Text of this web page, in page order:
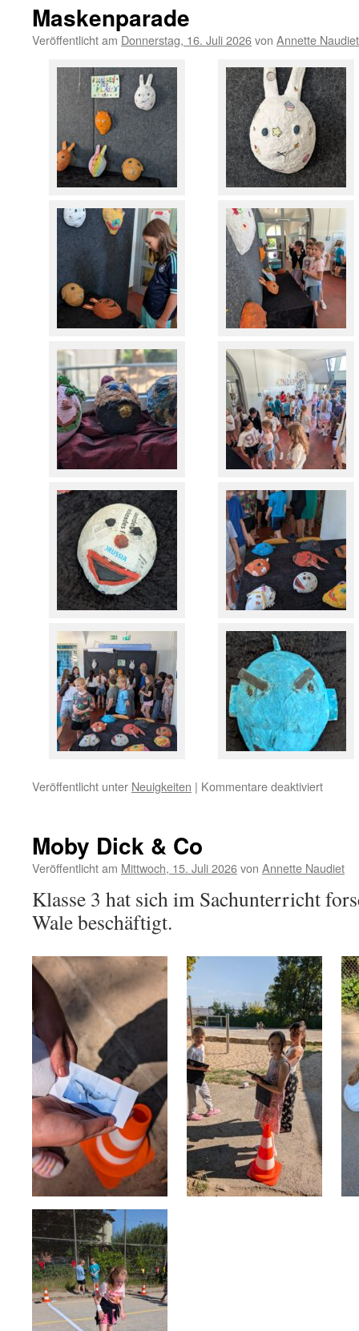
Maskenparade
Veröffentlicht am Donnerstag, 16. Juli 2026von Annette Naudiet
Veröffentlicht unter Neuigkeiten | Kommentare deaktiviertfür
Moby Dick & Co
Veröffentlicht am Mittwoch, 15. Juli 2026von Annette Naudiet
Klasse 3 hat sich im Sachunterricht
Wale beschäftigt.